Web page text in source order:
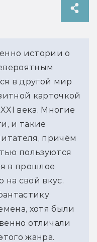
истории о
в другой мир
карточкой
века. Многие
и такие
причём
пользуются
в прошлое
свой вкус.
хотя были
отличали
жанра.